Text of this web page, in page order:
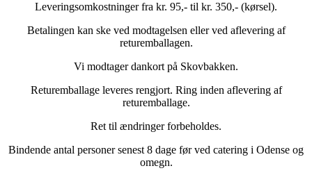
Leveringsomkostninger fra kr. 95,- til kr. 350,- (kørsel).
Betalingen kan ske ved modtagelsen eller ved aflevering af
returemballagen.
Vi modtager dankort på Skovbakken.
Returemballage leveres rengjort. Ring inden aflevering af
returemballage.
Ret til ændringer forbeholdes.
Bindende antal personer senest 8 dage før ved catering i Odense og
omegn.